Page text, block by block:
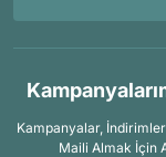
Kampanyalar,
Maili Almak İçin